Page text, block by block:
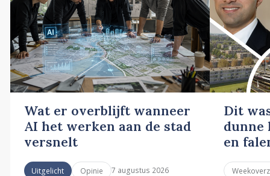
Wat er overblijft wanneer
AI het werken aan de stad
versnelt
Uitgelicht Opinie 7 augustus 2026
Dit
dunne
en